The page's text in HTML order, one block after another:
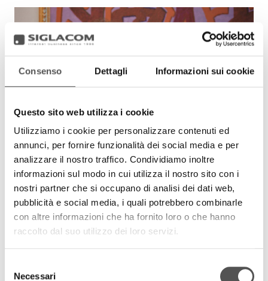
Consenso Dettagli Informazioni sui cookie
Questo sito web utilizza i cookie
Utilizziamo i cookie per personalizzare contenuti ed
annunci, per fornire funzionalità dei social media e per
analizzare il nostro traffico. Condividiamo inoltre
informazioni sul modo in cui utilizza il nostro sito con i
nostri partner che si occupano di analisi dei dati web,
pubblicità e social media, i quali potrebbero combinarle
con altre informazioni che ha fornito loro o che hanno
raccolto dal suo utilizzo dei loro servizi.
delNecessari
STA
Stacque.com